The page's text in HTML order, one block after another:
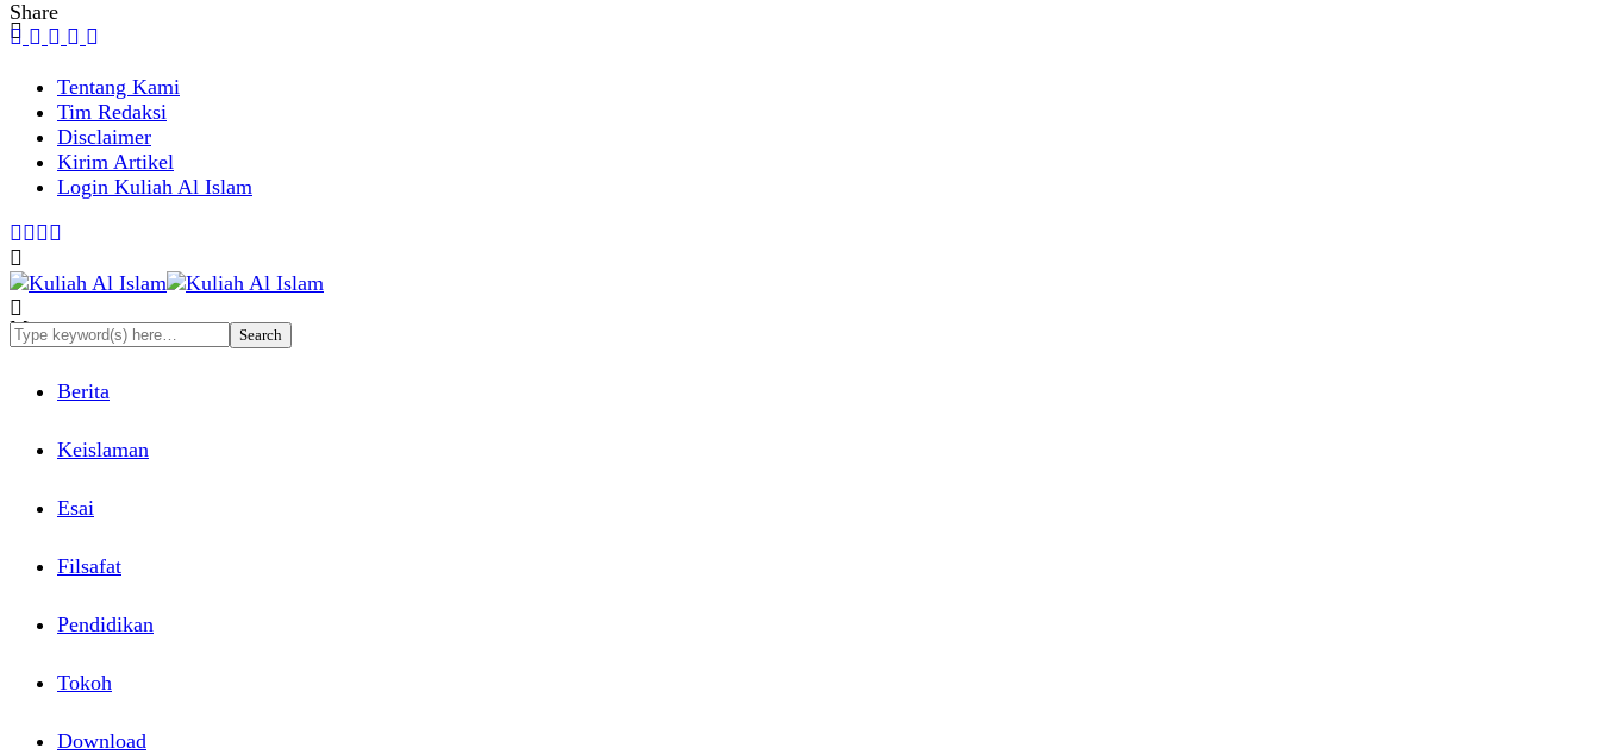
Tentang Kami
Tim Redaksi
Disclaimer
Kirim Artikel
Login Kuliah Al Islam
Menu
Berita
Keislaman
Esai
Filsafat
Pendidikan
Tokoh
Download
Share